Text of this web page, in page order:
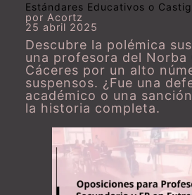
Estándares Educativos o
por Acortz
25 abril 2025
Descubre la polémica
una profesora del Norba
Cáceres por un alto
suspensos. ¿Fue una
académico o una
la historia completa.